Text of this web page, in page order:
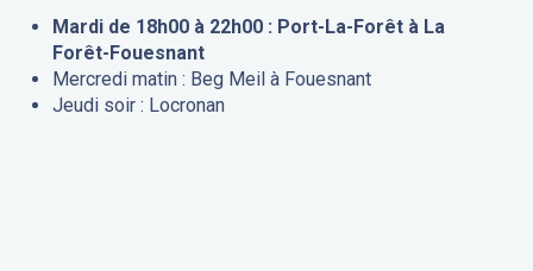
Mardi de 18h00 à 22h00 : Port-La-Forêt à La
Forêt-Fouesnant
Mercredi matin : Beg Meil à Fouesnant
Jeudi soir : Locronan